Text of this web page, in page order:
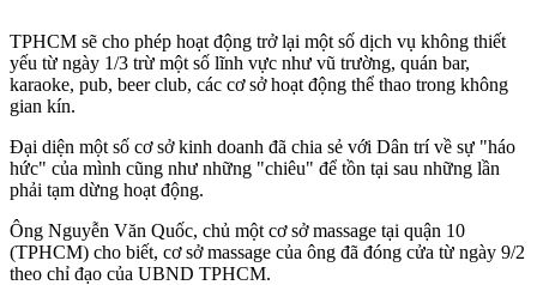
TPHCM sẽ cho phép hoạt động trở lại một số dịch vụ không thiết
yếu từ ngày 1/3 trừ một số lĩnh vực như vũ trường, quán bar,
karaoke, pub, beer club, các cơ sở hoạt động thể thao trong không
gian kín.
Đại diện một số cơ sở kinh doanh đã chia sẻ với Dân trí về sự "háo
hức" của mình cũng như những "chiêu" để tồn tại sau những lần
phải tạm dừng hoạt động.
Ông Nguyễn Văn Quốc, chủ một cơ sở massage tại quận 10
(TPHCM) cho biết, cơ sở massage của ông đã đóng cửa từ ngày 9/2
theo chỉ đạo của UBND TPHCM.